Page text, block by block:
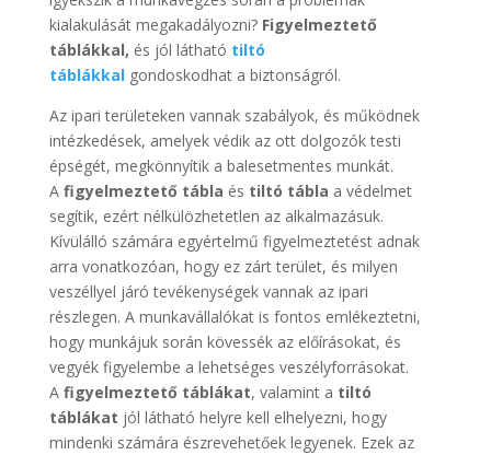
kialakulását megakadályozni? Figyelmeztető
táblákkal, és jól látható tiltó
táblákkalgondoskodhat a biztonságról.
Az ipari területeken vannak szabályok, és működnek
intézkedések, amelyek védik az ott dolgozók testi
épségét, megkönnyítik a balesetmentes munkát.
A figyelmeztető tábla és tiltó tábla a védelmet
segítik, ezért nélkülözhetetlen az alkalmazásuk.
Kívülálló számára egyértelmű figyelmeztetést adnak
arra vonatkozóan, hogy ez zárt terület, és milyen
veszéllyel járó tevékenységek vannak az ipari
részlegen. A munkavállalókat is fontos emlékeztetni,
hogy munkájuk során kövessék az előírásokat, és
vegyék figyelembe a lehetséges veszélyforrásokat.
A figyelmeztető táblákat, valamint a tiltó
táblákat jól látható helyre kell elhelyezni, hogy
mindenki számára észrevehetőek legyenek. Ezek az